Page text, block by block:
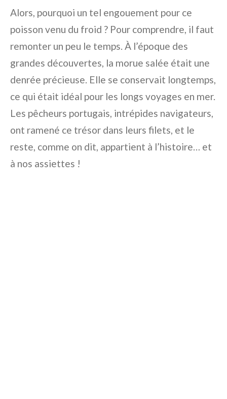
Alors, pourquoi un tel engouement pour ce
poisson venu du froid ? Pour comprendre, il faut
remonter un peu le temps. À l’époque des
grandes découvertes, la morue salée était une
denrée précieuse. Elle se conservait longtemps,
ce qui était idéal pour les longs voyages en mer.
Les pêcheurs portugais, intrépides navigateurs,
ont ramené ce trésor dans leurs filets, et le
reste, comme on dit, appartient à l’histoire… et
à nos assiettes !